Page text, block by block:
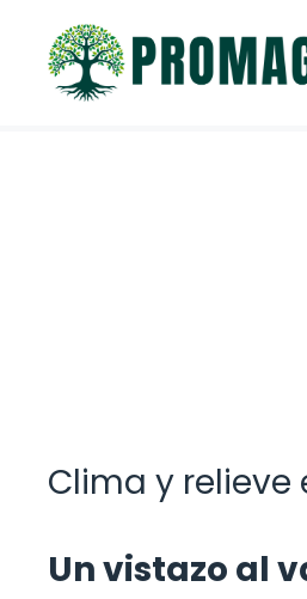
contenido
Clima y relieve
Un vistazo al